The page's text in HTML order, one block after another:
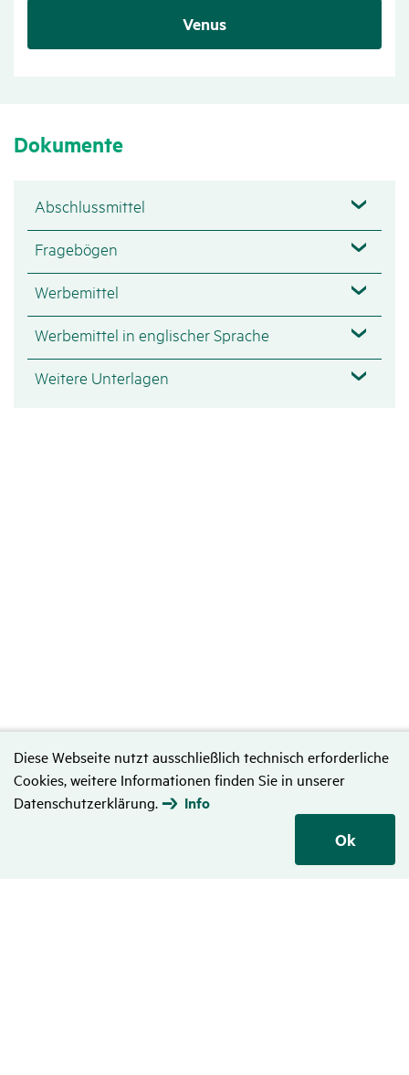
Diese Webseite nutzt ausschließlich technisch erforderliche
Cookies, weitere Informationen finden Sie in unserer
Datenschutzerklärung.
Info
Ok
Venus
Doku­mente
Abschlussmittel
Fragebögen
Werbemittel
Werbemittel in englischer Sprache
Weitere Unterlagen